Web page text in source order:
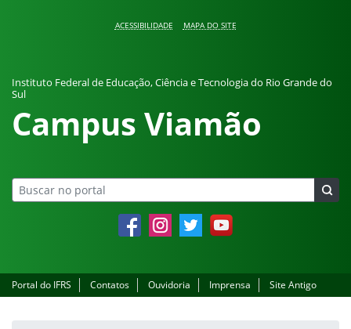
ACESSIBILIDADE MAPA DO SITE
Instituto Federal de Educação, Ciência e Tecnologia do Rio Grande do
Sul
Campus Viamão
FacebookInstagramTwitter YouTube
Portal do IFRS Contatos Ouvidoria Imprensa Site Antigo